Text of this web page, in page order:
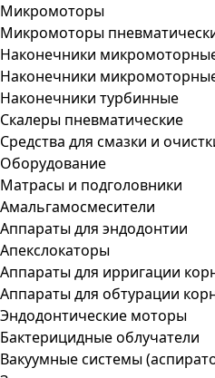
Микромоторы
Микромоторы
Наконечники
Наконечники
Наконечники турбинные
Скалеры пневматические
Средства для смазки и
Оборудование
Матрасы и подголовники
Амальгамосмесители
Аппараты для эндодонтии
Апекслокаторы
Аппараты для ирригации
Аппараты для обтурации
Эндодонтические моторы
Бактерицидные облучатели
Вакуумные системы